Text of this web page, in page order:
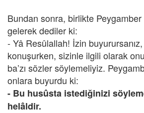
Bundan sonra, birlikte
gelerek dediler ki:
- Yâ Resûlallah! İzin
konuşurken, sizinle ilgili olarak
ba’zı sözler söylemeliyiz.
onlara buyurdu ki:
- Bu husûsta istediğinizi
helâldir.